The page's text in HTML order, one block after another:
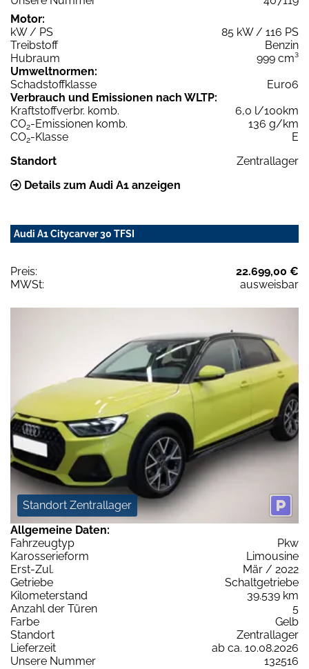
Motor:
kW / PS
85 kW / 116 PS
Treibstoff
Benzin
Hubraum
999 cm³
Umweltnormen:
Schadstoffklasse
Euro6
Verbrauch und Emissionen nach WLTP:
Kraftstoffverbr. komb.
6,0 l/100km
CO2-Emissionen komb.
136 g/km
CO2-Klasse
E
Standort
Zentrallager
Details zum Audi A1 anzeigen
Audi A1 Citycarver 30 TFSI
Preis:
22.699,00 €
MWSt:
ausweisbar
Standort Zentrallager
Allgemeine Daten:
Fahrzeugtyp
Pkw
Karosserieform
Limousine
Erst-Zul.
Mär / 2022
Getriebe
Schaltgetriebe
Kilometerstand
39.539 km
Anzahl der Türen
5
Farbe
Gelb
Standort
Zentrallager
Lieferzeit
ab ca. 10.08.2026
Unsere Nummer
132516